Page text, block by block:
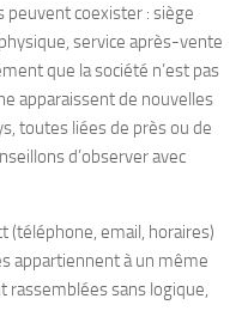
peuvent coexister : siège
service après-vente
que la société n’est pas
apparaissent de nouvelles
toutes liées de près ou de
d’observer avec
(téléphone, email, horaires)
appartiennent à un même
rassemblées sans logique,